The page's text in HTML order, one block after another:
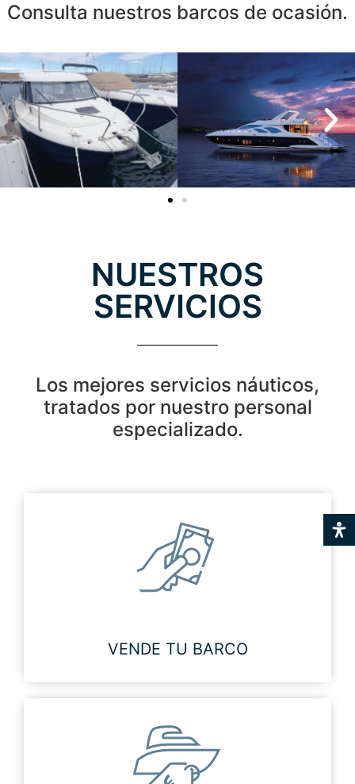
Consulta nuestros barcos de ocasión.
NUESTROS
SERVICIOS
Los mejores servicios náuticos,
tratados por nuestro personal
especializado.
VENDE TU BARCO